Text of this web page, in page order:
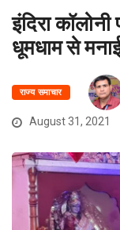
इंदिरा कॉलोनी
धूमधाम से
राज्य समाचार
August 31, 2021